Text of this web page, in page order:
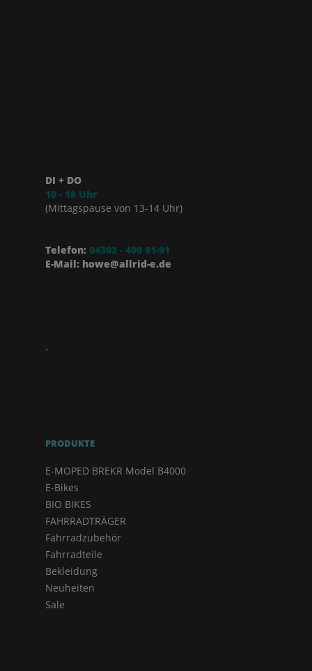
DI + DO
10 - 18 Uhr
(Mittagspause von 13-14 Uhr)
Telefon: 04392 - 400 91-91
E-Mail: howe@allrid-e.de
.
PRODUKTE
E-MOPED BREKR Model B4000
E-Bikes
BIO BIKES
FAHRRADTRÄGER
Fahrradzubehör
Fahrradteile
Bekleidung
Neuheiten
Sale